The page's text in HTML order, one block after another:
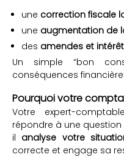
une correction fiscale
une augmentation de
des amendes et
Un simple “bon
conséquences
Pourquoi votre
Votre expert-
répondre à une question
il analyse votre
correcte et engage sa